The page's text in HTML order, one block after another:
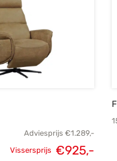
Adviesprijs €1.289,-
Vissersprijs €925,-